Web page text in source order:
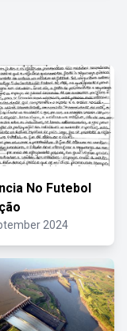
No Futebol
2024